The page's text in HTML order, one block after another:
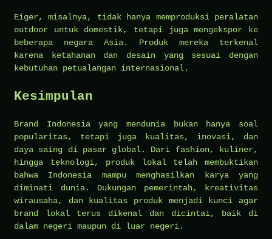
Eiger, misalnya, tidak hanya memproduksi peralatan
outdoor untuk domestik, tetapi juga mengekspor ke
beberapa negara Asia. Produk mereka terkenal
karena ketahanan dan desain yang sesuai dengan
kebutuhan petualangan internasional.
Kesimpulan
Brand Indonesia yang mendunia bukan hanya soal
popularitas, tetapi juga kualitas, inovasi, dan
daya saing di pasar global. Dari fashion, kuliner,
hingga teknologi, produk lokal telah membuktikan
bahwa Indonesia mampu menghasilkan karya yang
diminati dunia. Dukungan pemerintah, kreativitas
wirausaha, dan kualitas produk menjadi kunci agar
brand lokal terus dikenal dan dicintai, baik di
dalam negeri maupun di luar negeri.